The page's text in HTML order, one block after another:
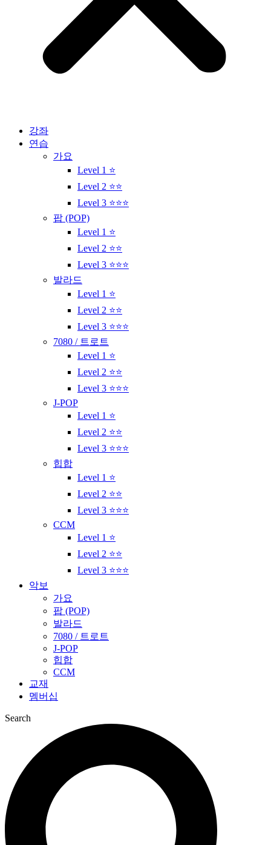
강좌
연습
가요
Level 1 ⭐
Level 2 ⭐⭐
Level 3 ⭐⭐⭐
팝 (POP)
Level 1 ⭐
Level 2 ⭐⭐
Level 3 ⭐⭐⭐
발라드
Level 1 ⭐
Level 2 ⭐⭐
Level 3 ⭐⭐⭐
7080 / 트로트
Level 1 ⭐
Level 2 ⭐⭐
Level 3 ⭐⭐⭐
J-POP
Level 1 ⭐
Level 2 ⭐⭐
Level 3 ⭐⭐⭐
힙합
Level 1 ⭐
Level 2 ⭐⭐
Level 3 ⭐⭐⭐
CCM
Level 1 ⭐
Level 2 ⭐⭐
Level 3 ⭐⭐⭐
악보
가요
팝 (POP)
발라드
7080 / 트로트
J-POP
힙합
CCM
교재
멤버십
Search